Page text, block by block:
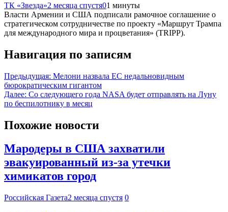
ТК «Звезда»2 месяца спустя01 минуты
Власти Армении и США подписали рамочное соглашение о
стратегическом сотрудничестве по проекту «Маршрут Трампа
для международного мира и процветания» (TRIPP).
Навигация по записям
Предыдущая: Мелони назвала ЕС недальновидным
бюрократическим гигантом
Далее: Со следующего года NASA будет отправлять на Луну
по беспилотнику в месяц
Похожие новости
Мародеры в США захватили
эвакуированный из-за утечки
химикатов город
Российская Газета2 месяца спустя 0